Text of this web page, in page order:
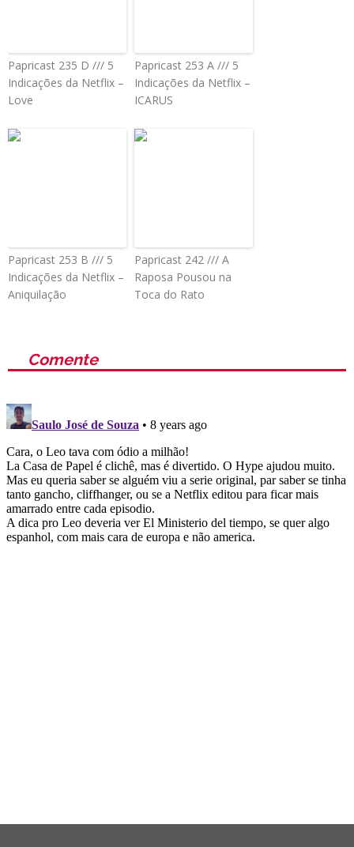
Papricast 235 D /// 5
Indicações da Netflix –
Love
Papricast 253 A /// 5
Indicações da Netflix –
ICARUS
Papricast 253 B /// 5
Indicações da Netflix –
Aniquilação
Papricast 242 /// A
Raposa Pousou na
Toca do Rato
Comente